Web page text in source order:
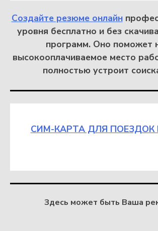
Создайте резюме онлайн
уровня бесплатно и без
программ. Оно поможет
высокооплачиваемое место
полностью устроит
СИМ-КАРТА ДЛЯ ПОЕЗДОК
Здесь может быть Ваша